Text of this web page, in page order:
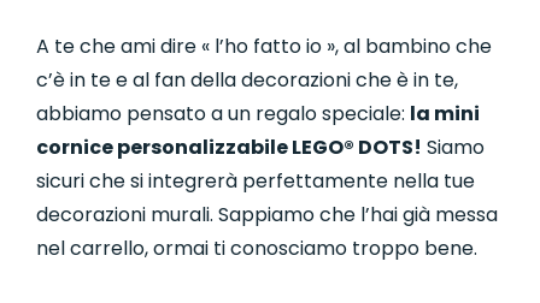
A te che ami dire « l’ho fatto io », al bambino che
c’è in te e al fan della decorazioni che è in te,
abbiamo pensato a un regalo speciale: la mini
cornice personalizzabile LEGO® DOTS! Siamo
sicuri che si integrerà perfettamente nella tue
decorazioni murali. Sappiamo che l’hai già messa
nel carrello, ormai ti conosciamo troppo bene.